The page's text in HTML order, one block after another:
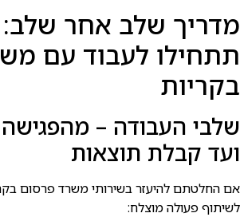
מדריך שלב אחר
תתחילו לעבוד עם
בקריות
שלבי העבודה –
ועד קבלת תוצאות
אם החלטתם להיעזר בשירותי משרד פרסום
לשיתוף פעולה מוצלח: